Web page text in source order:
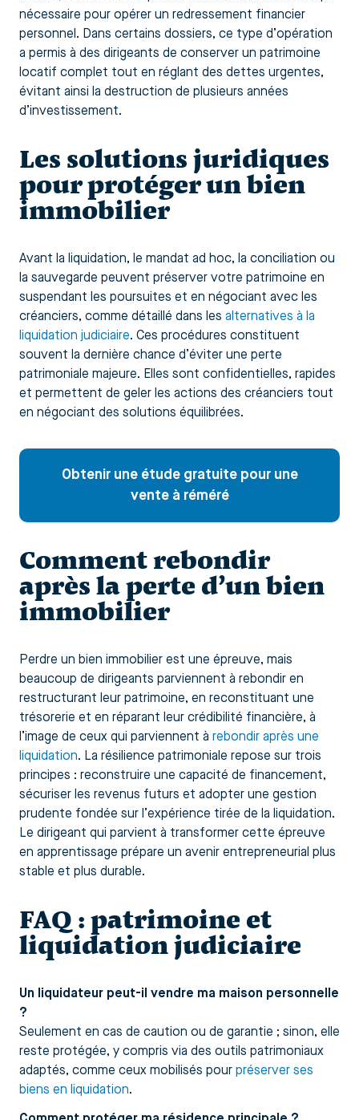
nécessaire pour opérer un redressement financier
personnel. Dans certains dossiers, ce type d’opération
a permis à des dirigeants de conserver un patrimoine
locatif complet tout en réglant des dettes urgentes,
évitant ainsi la destruction de plusieurs années
d’investissement.
Les solutions juridiques
pour protéger un bien
immobilier
Avant la liquidation, le mandat ad hoc, la conciliation ou
la sauvegarde peuvent préserver votre patrimoine en
suspendant les poursuites et en négociant avec les
créanciers, comme détaillé dans les alternatives à la
liquidation judiciaire. Ces procédures constituent
souvent la dernière chance d’éviter une perte
patrimoniale majeure. Elles sont confidentielles, rapides
et permettent de geler les actions des créanciers tout
en négociant des solutions équilibrées.
Obtenir une étude gratuite pour une
vente à réméré
Comment rebondir
après la perte d’un bien
immobilier
Perdre un bien immobilier est une épreuve, mais
beaucoup de dirigeants parviennent à rebondir en
restructurant leur patrimoine, en reconstituant une
trésorerie et en réparant leur crédibilité financière, à
l’image de ceux qui parviennent à rebondir après une
liquidation. La résilience patrimoniale repose sur trois
principes : reconstruire une capacité de financement,
sécuriser les revenus futurs et adopter une gestion
prudente fondée sur l’expérience tirée de la liquidation.
Le dirigeant qui parvient à transformer cette épreuve
en apprentissage prépare un avenir entrepreneurial plus
stable et plus durable.
FAQ : patrimoine et
liquidation judiciaire
Un liquidateur peut-il vendre ma maison personnelle
?
Seulement en cas de caution ou de garantie ; sinon, elle
reste protégée, y compris via des outils patrimoniaux
adaptés, comme ceux mobilisés pour préserver ses
biens en liquidation.